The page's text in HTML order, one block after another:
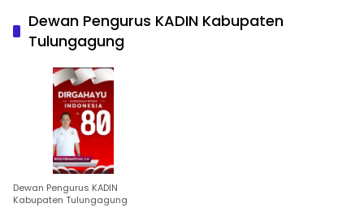
Dewan Pengurus KADIN Kabupaten
Tulungagung
Dewan Pengurus KADIN
Kabupaten Tulungagung